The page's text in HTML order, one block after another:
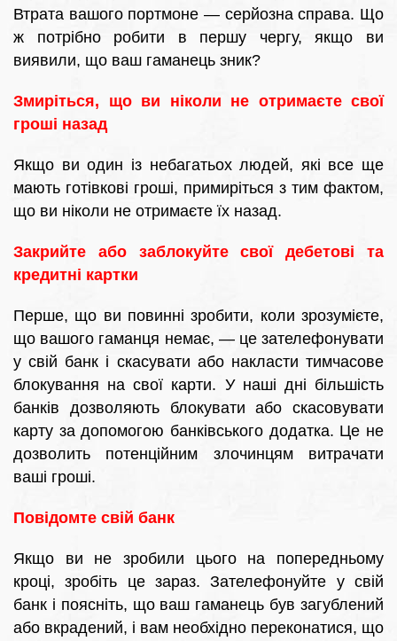
Втрата вашого портмоне — серйозна справа. Що
ж потрібно робити в першу чергу, якщо ви
виявили, що ваш гаманець зник?
Змиріться, що ви ніколи не отримаєте свої
гроші назад
Якщо ви один із небагатьох людей, які все ще
мають готівкові гроші, примиріться з тим фактом,
що ви ніколи не отримаєте їх назад.
Закрийте або заблокуйте свої дебетові та
кредитні картки
Перше, що ви повинні зробити, коли зрозумієте,
що вашого гаманця немає, — це зателефонувати
у свій банк і скасувати або накласти тимчасове
блокування на свої карти. У наші дні більшість
банків дозволяють блокувати або скасовувати
карту за допомогою банківського додатка. Це не
дозволить потенційним злочинцям витрачати
ваші гроші.
Повідомте свій банк
Якщо ви не зробили цього на попередньому
кроці, зробіть це зараз. Зателефонуйте у свій
банк і поясніть, що ваш гаманець був загублений
або вкрадений, і вам необхідно переконатися, що